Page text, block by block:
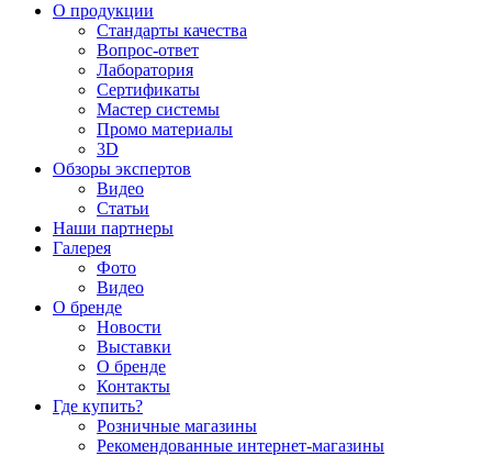
О продукции
Стандарты качества
Вопрос-ответ
Лаборатория
Сертификаты
Мастер системы
Промо материалы
3D
Обзоры экспертов
Видео
Статьи
Наши партнеры
Галерея
Фото
Видео
О бренде
Новости
Выставки
О бренде
Контакты
Где купить?
Розничные магазины
Рекомендованные интернет-магазины